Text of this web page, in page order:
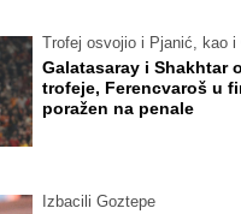
Trofej osvojio i Pjanić, kao i
Galatasaray i Shakhtar
trofeje, Ferencvaroš u
poražen na penale
Izbacili Goztepe